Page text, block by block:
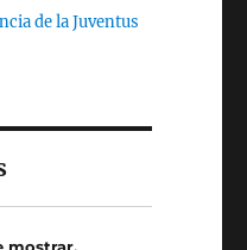
de la Juventus
mostrar.